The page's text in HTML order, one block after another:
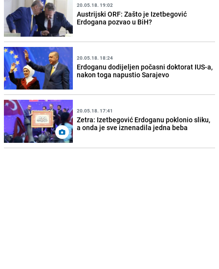
20.05.18. 19:02
Austrijski ORF: Zašto je Izetbegović
Erdogana pozvao u BiH?
20.05.18. 18:24
Erdoganu dodijeljen počasni doktorat IUS-a,
nakon toga napustio Sarajevo
20.05.18. 17:41
Zetra: Izetbegović Erdoganu poklonio sliku,
a onda je sve iznenadila jedna beba